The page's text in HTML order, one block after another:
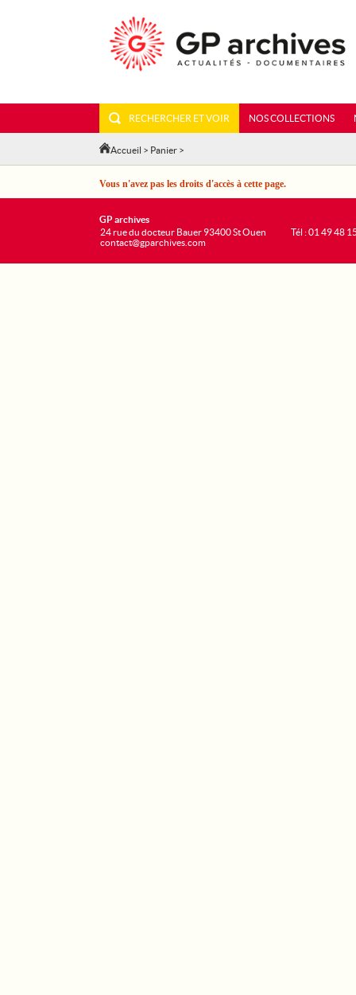
RECHERCHER ET VOIR NOS COLLECTIONS
Accueil > Panier >
Vous n'avez pas les droits d'accès à cette page.
GP archives
24 rue du docteur Bauer 93400 St Ouen
contact@gparchives.com
Tél : 01 49 48